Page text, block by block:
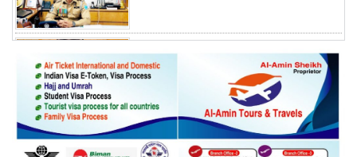
ময়মনসিংহের অতিরিক্ত জেলা প্রশাসক
(রাজস্ব) আজিম উদ্দিন ভূমি মন্ত্রণালয়ে
পদায়ন
সাবেক এমপির প্রেস সেক্রেটারি রফিকের
ক্ষমতার দাপট ও গণ-অসন্তোষের তথ্য
গায়েব করে ত্রিশাল থানার সাজানো